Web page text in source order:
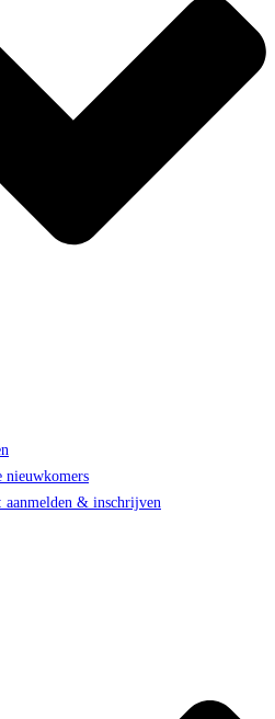
nieuwkomers
aanmelden & inschrijven